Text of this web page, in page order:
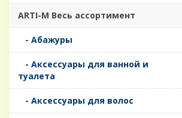
ARTI-M Весь ассортимент
- Абажуры
- Аксессуары для ванной и
туалета
- Аксессуары для волос